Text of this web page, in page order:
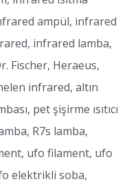
ampül, infrared
infrared lamba,
Fischer, Heraeus,
infrared, altın
pet şişirme ısıtıcı
R7s lamba,
ufo filament, ufo
elektrikli soba,